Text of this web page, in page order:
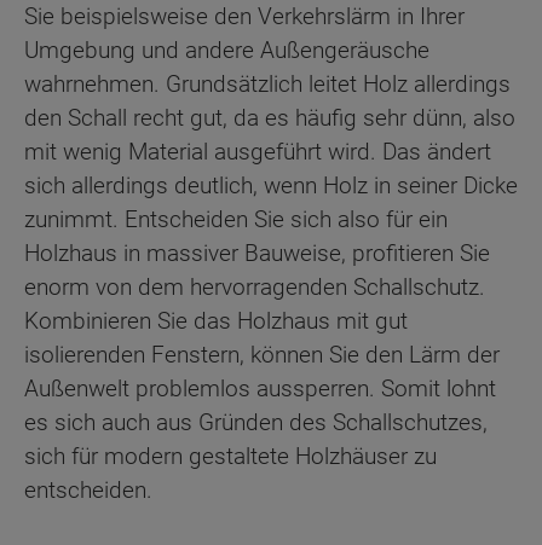
Sie beispielsweise den Verkehrslärm in Ihrer
Umgebung und andere Außengeräusche
wahrnehmen. Grundsätzlich leitet Holz allerdings
den Schall recht gut, da es häufig sehr dünn, also
mit wenig Material ausgeführt wird. Das ändert
sich allerdings deutlich, wenn Holz in seiner Dicke
zunimmt. Entscheiden Sie sich also für ein
Holzhaus in massiver Bauweise, profitieren Sie
enorm von dem hervorragenden Schallschutz.
Kombinieren Sie das Holzhaus mit gut
isolierenden Fenstern, können Sie den Lärm der
Außenwelt problemlos aussperren. Somit lohnt
es sich auch aus Gründen des Schallschutzes,
sich für modern gestaltete Holzhäuser zu
entscheiden.